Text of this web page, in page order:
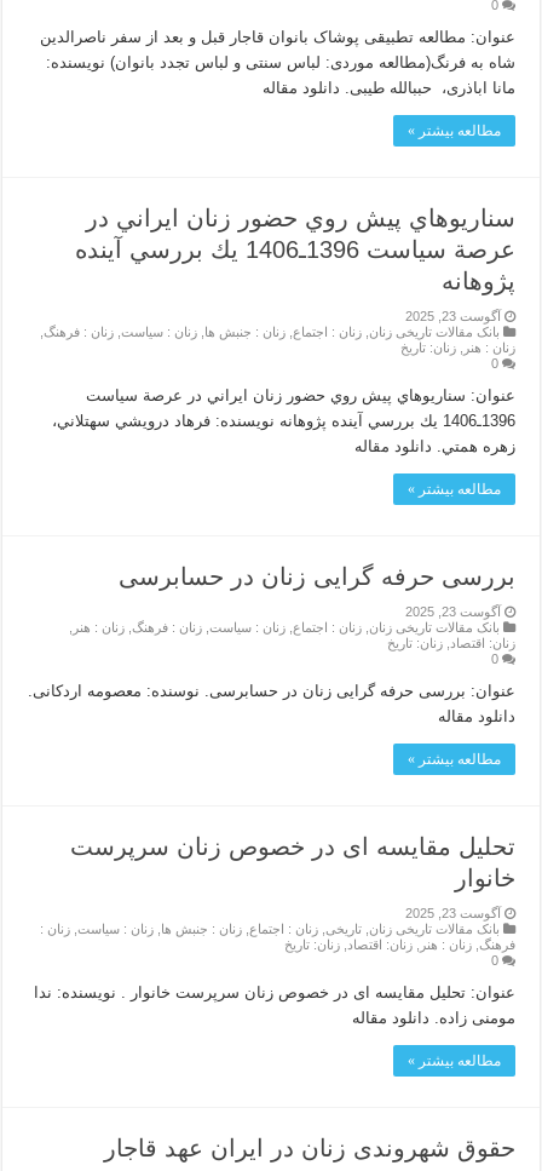
0
عنوان: مطالعه تطبیقی پوشاک بانوان قاجار قبل و بعد از سفر ناصرالدین
شاه به فرنگ(مطالعه موردی: لباس سنتی و لباس تجدد بانوان) نویسنده:
مانا اباذری، حببالله طیبی. دانلود مقاله
مطالعه بیشتر »
سناريوهاي پيش روي حضور زنان ايراني در
عرصة سياست 1396ـ1406 يك بررسي آينده
پژوهانه
آگوست 23, 2025
بانک مقالات تاریخی زنان ,زنان : اجتماع ,زنان : جنبش ها ,زنان : سیاست ,زنان : فرهنگ
زنان : هنر
,زنان: تاریخ
0
عنوان: سناريوهاي پيش روي حضور زنان ايراني در عرصة سياست
1396ـ1406 يك بررسي آينده پژوهانه نویسنده: فرهاد درويشي سهتلاني،
زهره همتي. دانلود مقاله
مطالعه بیشتر »
بررسی حرفه گرایی زنان در حسابرسی
آگوست 23, 2025
بانک مقالات تاریخی زنان ,زنان : اجتماع ,زنان : سیاست ,زنان : فرهنگ ,زنان : هنر
زنان: اقتصاد
,زنان: تاریخ
0
عنوان: بررسی حرفه گرایی زنان در حسابرسی. نوسنده: معصومه اردکانی.
دانلود مقاله
مطالعه بیشتر »
تحلیل مقایسه ای در خصوص زنان سرپرست
خانوار
آگوست 23, 2025
بانک مقالات تاریخی زنان ,تاریخی ,زنان : اجتماع ,زنان : جنبش ها ,زنان : سیاست ,زنان :
فرهنگ ,زنان : هنر ,زنان: اقتصاد ,زنان: تاریخ
0
عنوان: تحلیل مقایسه ای در خصوص زنان سرپرست خانوار . نویسنده: ندا
مومنی زاده. دانلود مقاله
مطالعه بیشتر »
حقوق شهروندی زنان در ایران عهد قاجار